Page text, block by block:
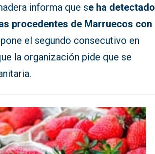
informa que se ha detectado
procedentes de Marruecos con
el segundo consecutivo en
la organización pide que se